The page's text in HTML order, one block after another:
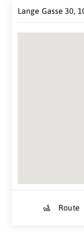
Lange Gasse 30,
Route